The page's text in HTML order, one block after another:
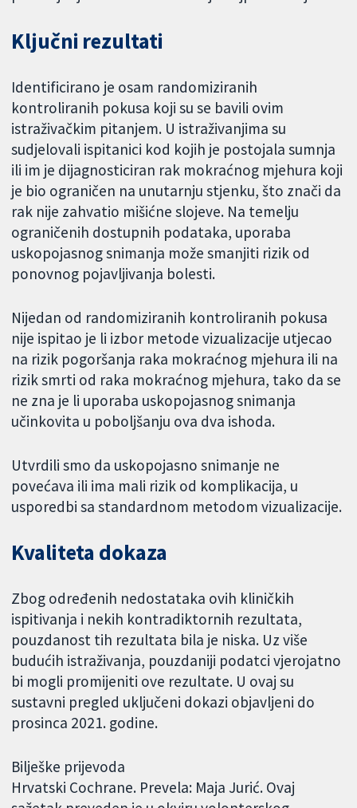
Ključni rezultati
Identificirano je osam randomiziranih
kontroliranih pokusa koji su se bavili ovim
istraživačkim pitanjem. U istraživanjima su
sudjelovali ispitanici kod kojih je postojala sumnja
ili im je dijagnosticiran rak mokraćnog mjehura koji
je bio ograničen na unutarnju stjenku, što znači da
rak nije zahvatio mišićne slojeve. Na temelju
ograničenih dostupnih podataka, uporaba
uskopojasnog snimanja može smanjiti rizik od
ponovnog pojavljivanja bolesti.
Nijedan od randomiziranih kontroliranih pokusa
nije ispitao je li izbor metode vizualizacije utjecao
na rizik pogoršanja raka mokraćnog mjehura ili na
rizik smrti od raka mokraćnog mjehura, tako da se
ne zna je li uporaba uskopojasnog snimanja
učinkovita u poboljšanju ova dva ishoda.
Utvrdili smo da uskopojasno snimanje ne
povećava ili ima mali rizik od komplikacija, u
usporedbi sa standardnom metodom vizualizacije.
Kvaliteta dokaza
Zbog određenih nedostataka ovih kliničkih
ispitivanja i nekih kontradiktornih rezultata,
pouzdanost tih rezultata bila je niska. Uz više
budućih istraživanja, pouzdaniji podatci vjerojatno
bi mogli promijeniti ove rezultate. U ovaj su
sustavni pregled uključeni dokazi objavljeni do
prosinca 2021. godine.
Bilješke prijevoda
Hrvatski Cochrane. Prevela: Maja Jurić. Ovaj